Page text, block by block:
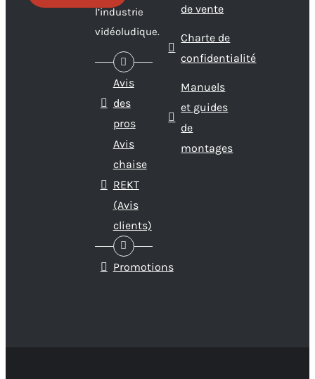
l’industrie
vidéoludique.
Avis
des
pros
Avis
chaise
REKT
(Avis
clients)
Promotions
de vente
Charte de
confidentialité
Manuels
et guides
de
montages